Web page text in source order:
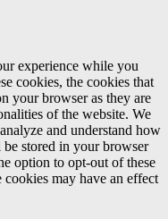
experience while you
cookies, the cookies that
your browser as they are
of the website. We
and understand how
stored in your browser
option to opt-out of these
may have an effect